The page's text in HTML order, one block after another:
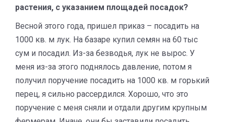
растения, с указанием площадей посадок?
Весной этого года, пришел приказ – посадить на
1000 кв. м лук. На базаре купил семян на 60 тыс
сум и посадил. Из-за безводья, лук не вырос. У
меня из-за этого поднялось давление, потом я
получил поручение посадить на 1000 кв. м горький
перец, я сильно рассердился. Хорошо, что это
поручение с меня сняли и отдали другим крупным